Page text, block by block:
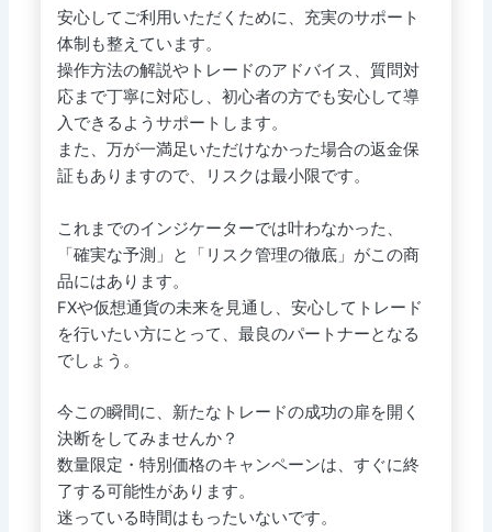
安心してご利用いただくために、充実のサポート
体制も整えています。
操作方法の解説やトレードのアドバイス、質問対
応まで丁寧に対応し、初心者の方でも安心して導
入できるようサポートします。
また、万が一満足いただけなかった場合の返金保
証もありますので、リスクは最小限です。
これまでのインジケーターでは叶わなかった、
「確実な予測」と「リスク管理の徹底」がこの商
品にはあります。
FXや仮想通貨の未来を見通し、安心してトレード
を行いたい方にとって、最良のパートナーとなる
でしょう。
今この瞬間に、新たなトレードの成功の扉を開く
決断をしてみませんか？
数量限定・特別価格のキャンペーンは、すぐに終
了する可能性があります。
迷っている時間はもったいないです。